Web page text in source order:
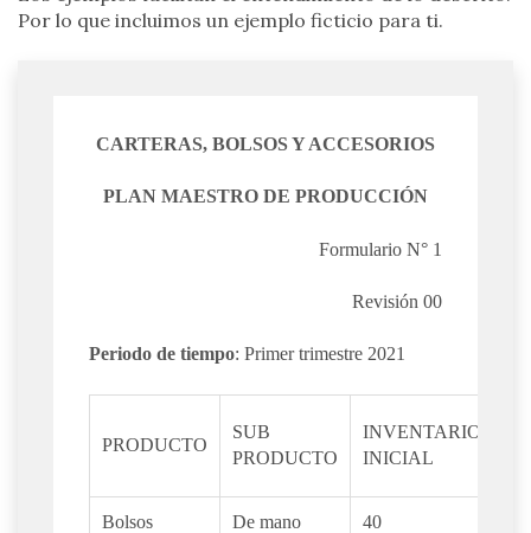
Por lo que incluimos un ejemplo ficticio para ti.
CARTERAS, BOLSOS Y ACCESORIOS
PLAN MAESTRO DE PRODUCCIÓN
Formulario N° 1
Revisión 00
Periodo de tiempo: Primer trimestre 2021
PRODUCTO
SUB
PRODUCTO
INVENTARIO
INICIAL
Bolsos De mano 40